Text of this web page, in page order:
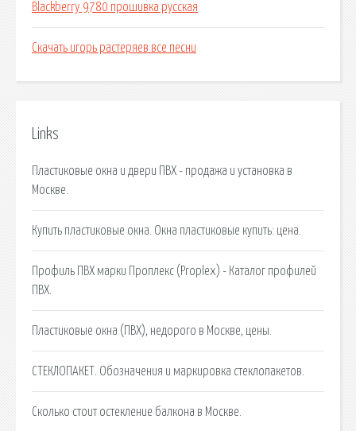
Blackberry 9780 прошивка русская
Скачать игорь растеряев все песни
Links
Пластиковые окна и двери ПВХ - продажа и установка в
Москве.
Купить пластиковые окна. Окна пластиковые купить: цена.
Профиль ПВХ марки Проплекс (Proplex) - Каталог профилей
ПВХ.
Пластиковые окна (ПВХ), недорого в Москве, цены.
СТЕКЛОПАКЕТ. Обозначения и маркировка стеклопакетов.
Сколько стоит остекление балкона в Москве.